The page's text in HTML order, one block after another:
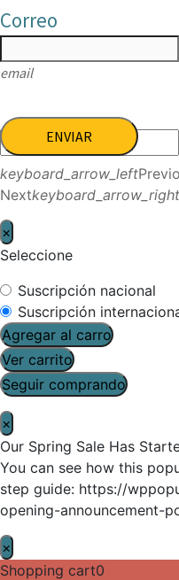
Correo
email
ENVIAR
keyboard_arrow_left
Nextkeyboard_arrow_right
×
Seleccione
Suscripción nacional
Suscripción
Agregar al carro
Ver carrito
Seguir comprando
×
Our Spring Sale Has
You can see how this
step guide: https://
opening-announcement-
×
Shopping cart0